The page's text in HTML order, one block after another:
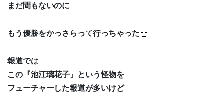
まだ間もないのに
もう優勝をかっさらって行っちゃった
報道では
この『池江璃花子』という怪物を
フューチャーした報道が多いけど